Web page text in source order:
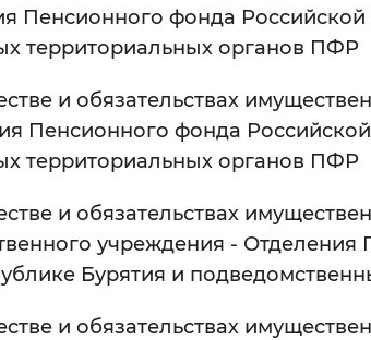
Пенсионного фонда
территориальных органов ПФР
и обязательствах
Пенсионного фонда
территориальных органов ПФР
и обязательствах
учреждения -
Бурятия и
и обязательствах